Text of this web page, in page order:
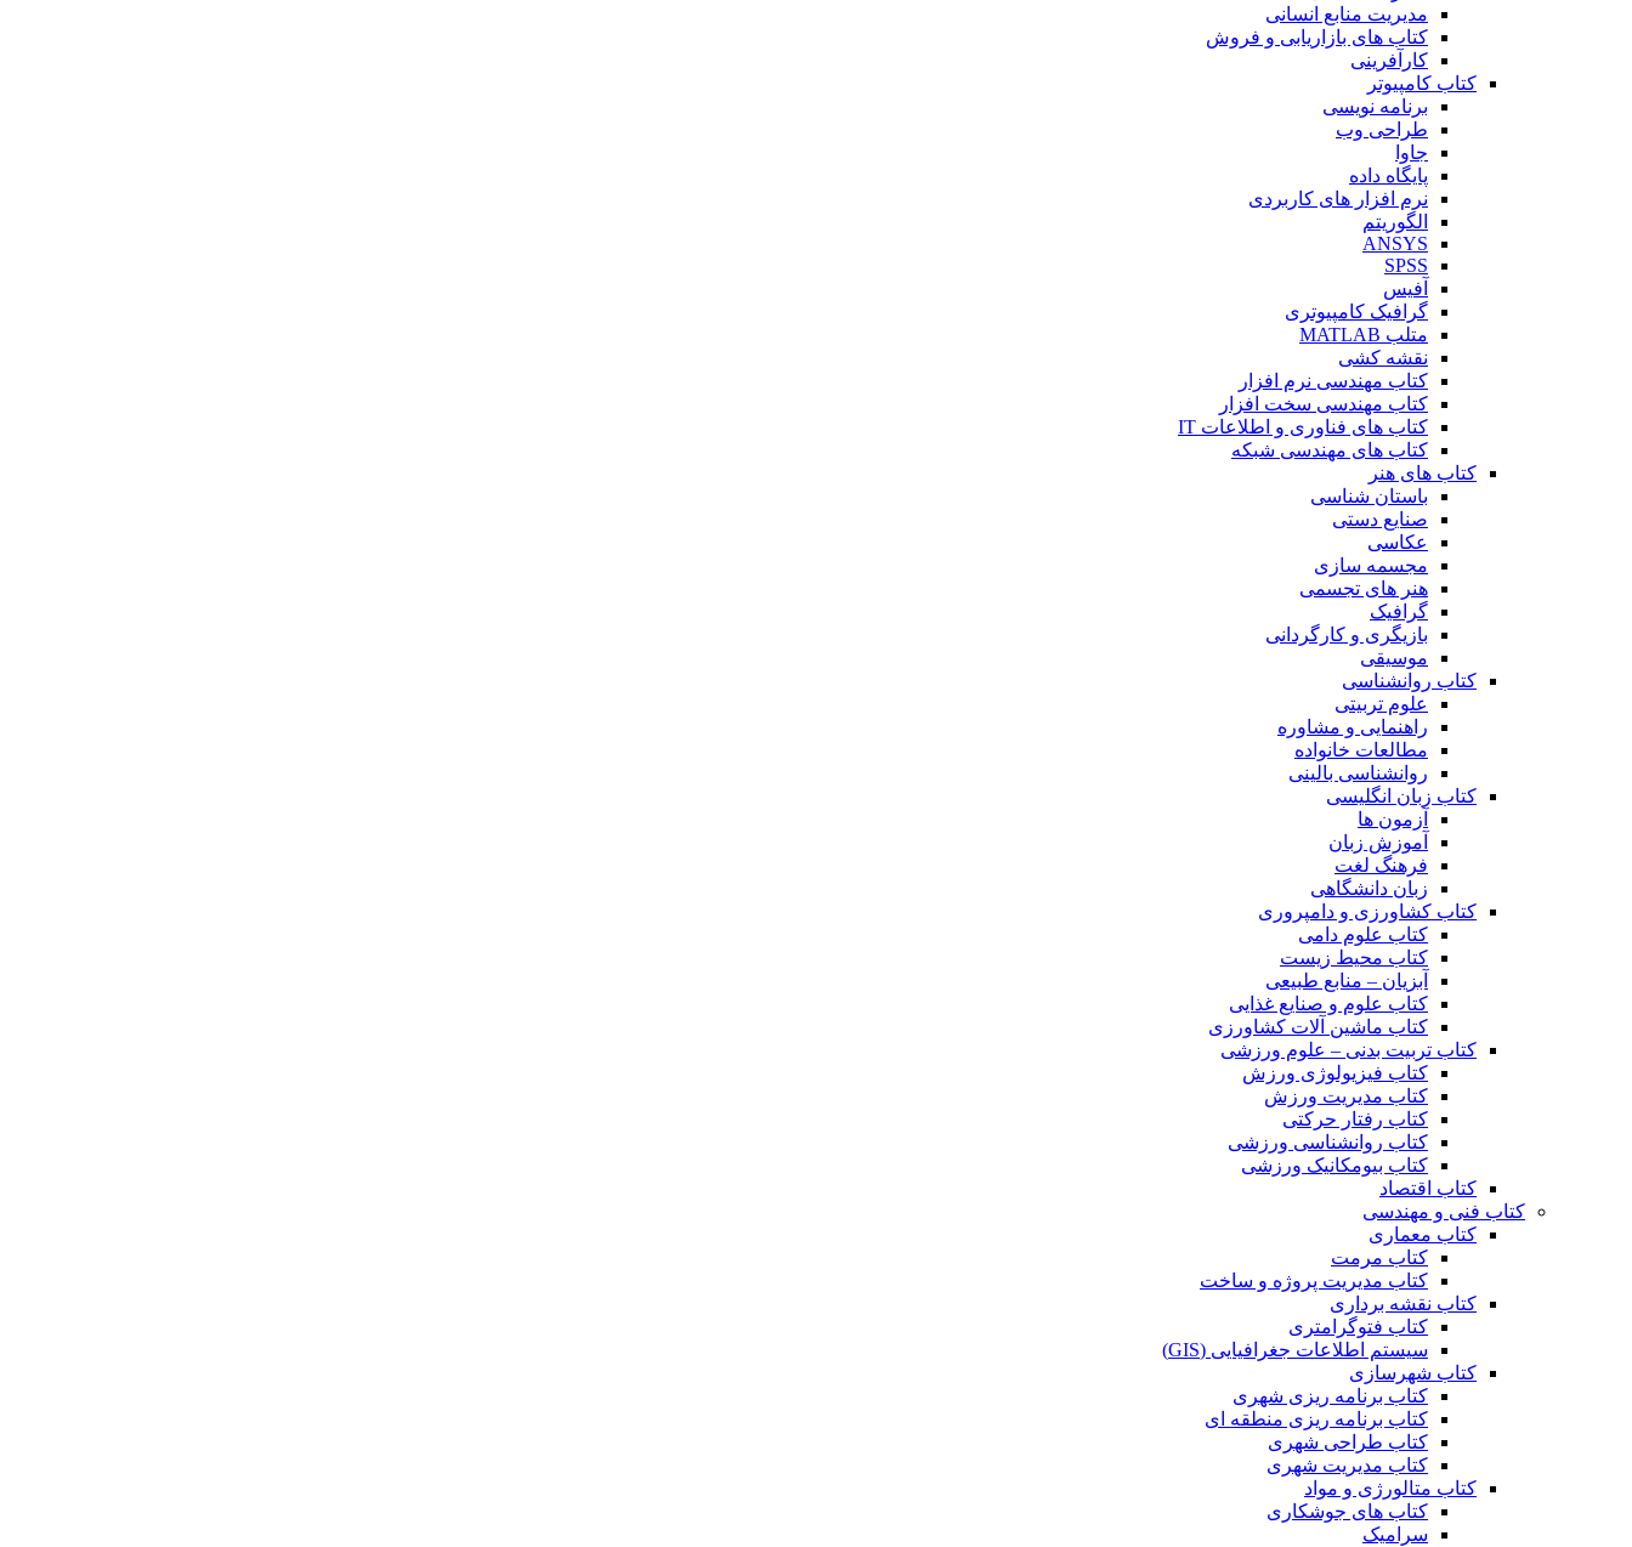
مدیریت منابع انسانی
کتاب های بازاریابی و فروش
کارآفرینی
کتاب کامپیوتر
برنامه نویسی
طراحی وب
جاوا
پایگاه داده
نرم افزار های کاربردی
الگوریتم
ANSYS
SPSS
آفیس
گرافیک کامپیوتری
متلب MATLAB
نقشه کشی
کتاب مهندسی نرم افزار
کتاب مهندسی سخت افزار
کتاب های فناوری و اطلاعات IT
کتاب های مهندسی شبکه
کتاب های هنر
باستان شناسی
صنایع دستی
عکاسی
مجسمه سازی
هنر های تجسمی
گرافیک
بازیگری و کارگردانی
موسیقی
کتاب روانشناسی
علوم تربیتی
راهنمایی و مشاوره
مطالعات خانواده
روانشناسی بالینی
کتاب زبان انگلیسی
آزمون ها
آموزش زبان
فرهنگ لغت
زبان دانشگاهی
کتاب کشاورزی و دامپروری
کتاب علوم دامی
کتاب محیط زیست
آبزیان – منابع طبیعی
کتاب علوم و صنایع غذایی
کتاب ماشین آلات کشاورزی
کتاب تربیت بدنی – علوم ورزشی
کتاب فیزیولوژی ورزش
کتاب مدیریت ورزش
کتاب رفتار حرکتی
کتاب روانشناسی ورزشی
کتاب بیومکانیک ورزشی
کتاب اقتصاد
کتاب فنی و مهندسی
کتاب معماری
کتاب مرمت
کتاب مدیریت پروژه و ساخت
کتاب نقشه برداری
کتاب فتوگرامتری
سیستم اطلاعات جغرافیایی (GIS)
کتاب شهرسازی
کتاب برنامه ریزی شهری
کتاب برنامه ریزی منطقه ای
کتاب طراحی شهری
کتاب مدیریت شهری
کتاب متالورژی و مواد
کتاب های جوشکاری
سرامیک